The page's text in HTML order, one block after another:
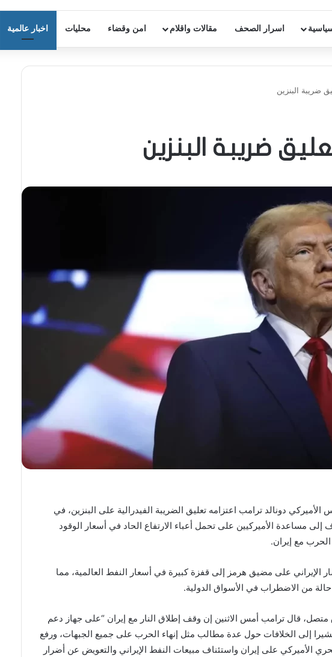
اسرار الصحف مقالات واقلام امن وقضاء محليات اخبار عالمية
ضريبة البنزين
ضريبة البنزين
الأميركي دونالد ترامب اعتزامه تعليق الضريبة الفيدرالية على البنزين، في
مساعدة الأميركيين على تحمل أعباء الارتفاع الحاد في أسعار الوقود
مع إيران.
الإيراني على مضيق هرمز إلى قفزة كبيرة في أسعار النفط العالمية، مما
من الاضطراب في الأسواق الدولية.
قال ترامب أمس الاثنين إن وقف إطلاق النار مع إيران “على جهاز دعم
إلى الخلافات حول عدة مطالب مثل إنهاء الحرب على جميع الجبهات، ورفع
الأميركي على إيران واستئناف مبيعات النفط الإيراني والتعويض عن أضرار